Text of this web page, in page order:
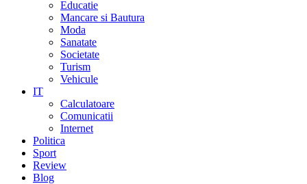
Educatie
Mancare si Bautura
Moda
Sanatate
Societate
Turism
Vehicule
IT
Calculatoare
Comunicatii
Internet
Politica
Sport
Review
Blog